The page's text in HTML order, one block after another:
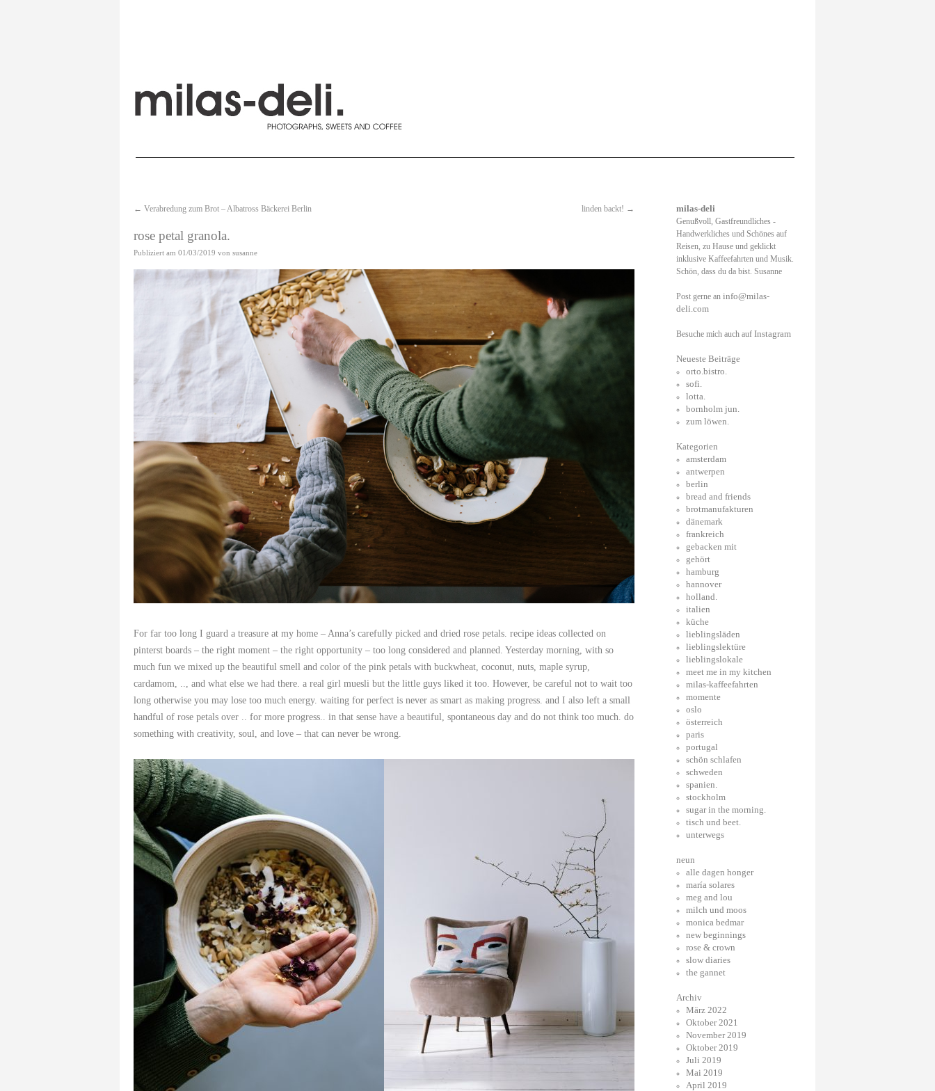
← Verabredung zum Brot – Albatross Bäckerei Berlin linden backt! →
rose petal granola.
Publiziert am 01/03/2019 von susanne
For far too long I guard a treasure at my home – Anna’s carefully picked and dried rose petals. recipe ideas collected on
pinterst boards – the right moment – the right opportunity – too long considered and planned. Yesterday morning, with so
much fun we mixed up the beautiful smell and color of the pink petals with buckwheat, coconut, nuts, maple syrup,
cardamom, .., and what else we had there. a real girl muesli but the little guys liked it too. However, be careful not to wait too
long otherwise you may lose too much energy. waiting for perfect is never as smart as making progress. and I also left a small
handful of rose petals over .. for more progress.. in that sense have a beautiful, spontaneous day and do not think too much. do
something with creativity, soul, and love – that can never be wrong.
milas-deli
Genußvoll, Gastfreundliches -
Handwerkliches und Schönes auf
Reisen, zu Hause und geklickt
inklusive Kaffeefahrten und Musik.
Schön, dass du da bist. Susanne
Post gerne an info@milas-
deli.com
Besuche mich auch auf Instagram
Neueste Beiträge
orto.bistro.
sofi.
lotta.
bornholm jun.
zum löwen.
Kategorien
amsterdam
antwerpen
berlin
bread and friends
brotmanufakturen
dänemark
frankreich
gebacken mit
gehört
hamburg
hannover
holland.
italien
küche
lieblingsläden
lieblingslektüre
lieblingslokale
meet me in my kitchen
milas-kaffeefahrten
momente
oslo
österreich
paris
portugal
schön schlafen
schweden
spanien.
stockholm
sugar in the morning.
tisch und beet.
unterwegs
neun
alle dagen honger
maría solares
meg and lou
milch und moos
monica bedmar
new beginnings
rose & crown
slow diaries
the gannet
Archiv
März 2022
Oktober 2021
November 2019
Oktober 2019
Juli 2019
Mai 2019
April 2019